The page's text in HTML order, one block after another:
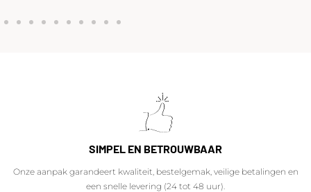
SIMPEL EN BETROUWBAAR
Onze aanpak garandeert kwaliteit, bestelgemak, veilige betalingen en
een snelle levering (24 tot 48 uur).